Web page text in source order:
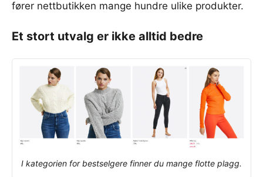
fører nettbutikken mange hundre ulike produkter.
Et stort utvalg er ikke alltid bedre
I kategorien for bestselgere finner du mange flotte plagg.